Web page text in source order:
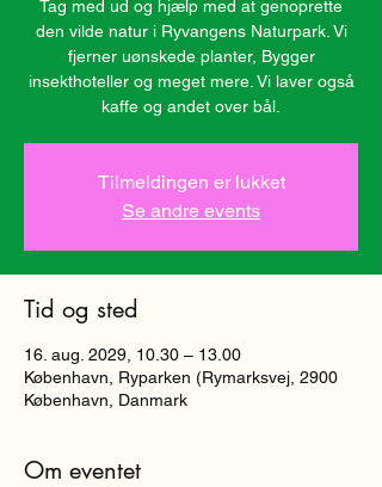
Tag med ud og hjælp med at genoprette
den vilde natur i Ryvangens Naturpark. Vi
fjerner uønskede planter, Bygger
insekthoteller og meget mere. Vi laver også
kaffe og andet over bål.
Tilmeldingen er lukket
Se andre events
Tid og sted
16. aug. 2029, 10.30 – 13.00
København, Ryparken (Rymarksvej, 2900
København, Danmark
Om eventet